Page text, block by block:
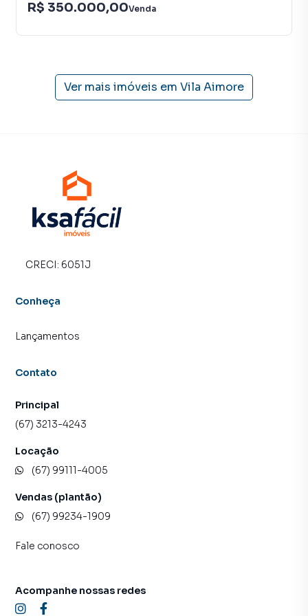
R$ 350.000,00Venda
Ver mais imóveis em Vila Aimore
CRECI: 6051J
Conheça
Lançamentos
Contato
Principal
(67) 3213-4243
Locação
(67) 99111-4005
Vendas (plantão)
(67) 99234-1909
Fale conosco
Acompanhe nossas redes